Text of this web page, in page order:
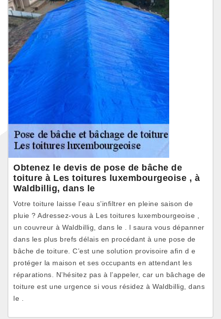
Obtenez le devis de pose de bâche de
toiture à Les toitures luxembourgeoise , à
Waldbillig, dans le
Votre toiture laisse l’eau s’infiltrer en pleine saison de
pluie ? Adressez-vous à Les toitures luxembourgeoise ,
un couvreur à Waldbillig, dans le . l saura vous dépanner
dans les plus brefs délais en procédant à une pose de
bâche de toiture. C’est une solution provisoire afin d e
protéger la maison et ses occupants en attendant les
réparations. N’hésitez pas à l’appeler, car un bâchage de
toiture est une urgence si vous résidez à Waldbillig, dans
le .